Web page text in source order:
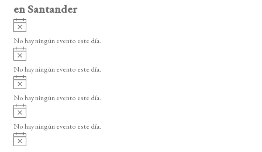
en Santander
A
v
i
o
No hay ningún evento este día.
A
v
i
o
No hay ningún evento este día.
A
v
i
o
No hay ningún evento este día.
A
v
i
No hay ningún evento este día.
A
v